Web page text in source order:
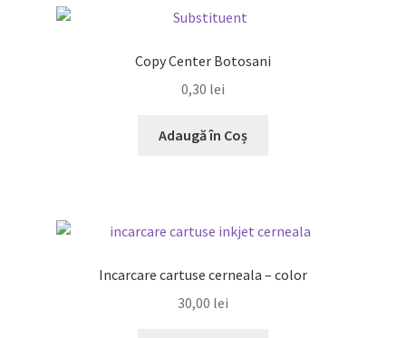
Copy Center Botosani
0,30 lei
Adaugă în Coș
Incarcare cartuse cerneala – color
30,00 lei